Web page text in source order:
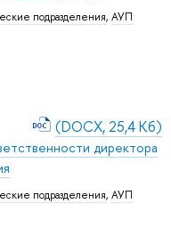
подразделения, АУП
директора
подразделения, АУП
(DOCX, 25,4 Кб)